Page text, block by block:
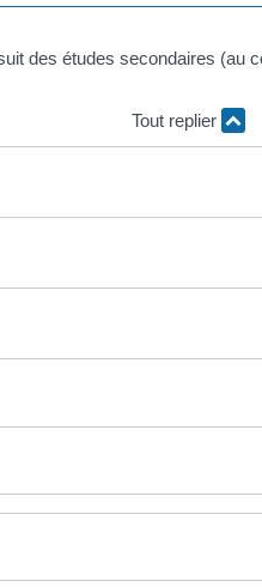
des études secondaires (au
Tout replier